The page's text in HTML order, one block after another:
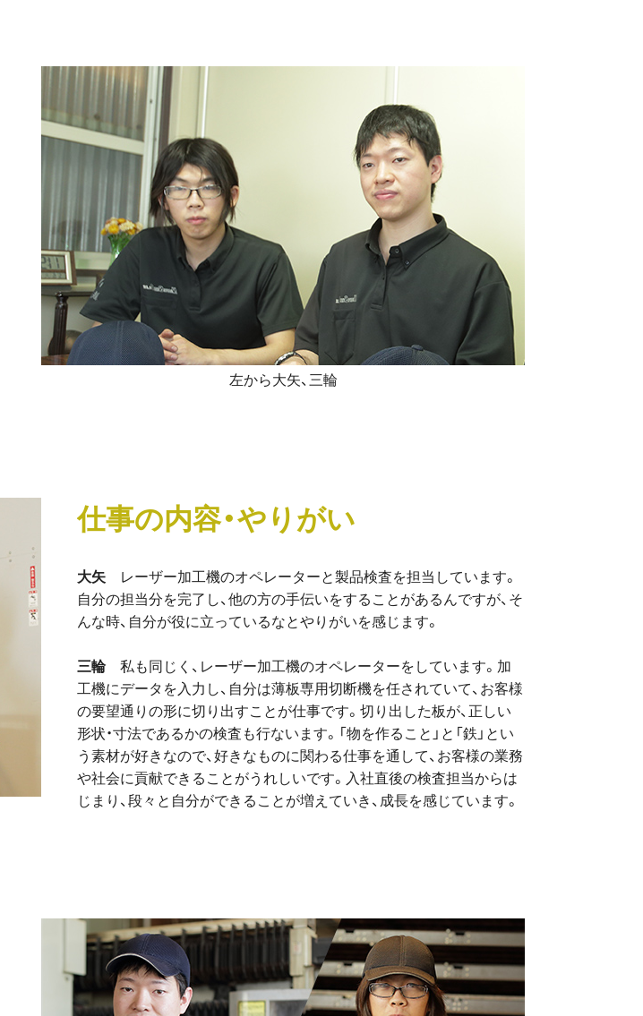
左から大矢、三輪
仕事の内容・やりがい
大矢
レーザー加工機のオペレーターと製品検査を担当しています。
自分の担当分を完了し、他の方の手伝いをすることがあるんですが、そ
んな時、自分が役に立っているなとやりがいを感じます。
三輪
私も同じく、レーザー加工機のオペレーターをしています。加
工機にデータを入力し、自分は薄板専用切断機を任されていて、お客様
の要望通りの形に切り出すことが仕事です。切り出した板が、正しい
形状・寸法であるかの検査も行ないます。「物を作ること」と「鉄」とい
う素材が好きなので、好きなものに関わる仕事を通して、お客様の業務
や社会に貢献できることがうれしいです。入社直後の検査担当からは
じまり、段々と自分ができることが増えていき、成長を感じています。